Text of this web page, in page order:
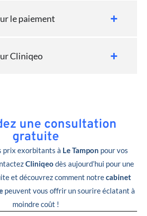
le paiement
Cliniqeo
une consultation
gratuite
prix exorbitants à Le Tampon pour vos
Cliniqeo dès aujourd’hui pour une
et découvrez comment notrecabinet
peuvent vous offrir un sourire éclatant à
moindre coût !